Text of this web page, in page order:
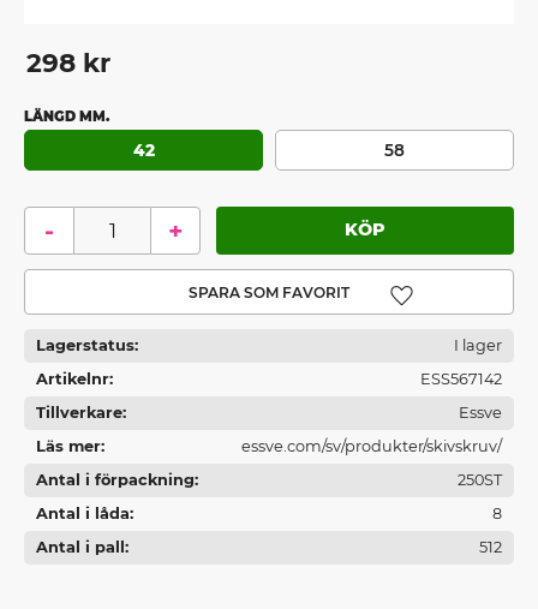
298 kr
LÄNGD MM.
42 58
+
-
Lägg till i favoriter
Lagerstatus
I lager
Artikelnr
ESS567142
Tillverkare
Essve
Läs mer
essve.com/sv/produkter/skivskruv/
Antal i förpackning
250ST
Antal i låda
8
Antal i pall
512